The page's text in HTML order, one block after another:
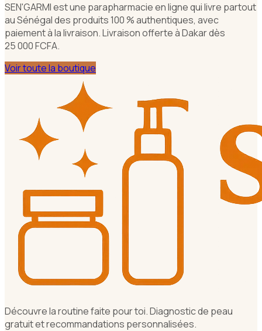
SEN'GARMI est une parapharmacie en ligne qui livre partout
au Sénégal des produits 100 % authentiques, avec
paiement à la livraison. Livraison offerte à Dakar dès
25 000 FCFA.
Voir toute la boutique
Découvre la routine faite pour toi. Diagnostic de peau
gratuit et recommandations personnalisées.